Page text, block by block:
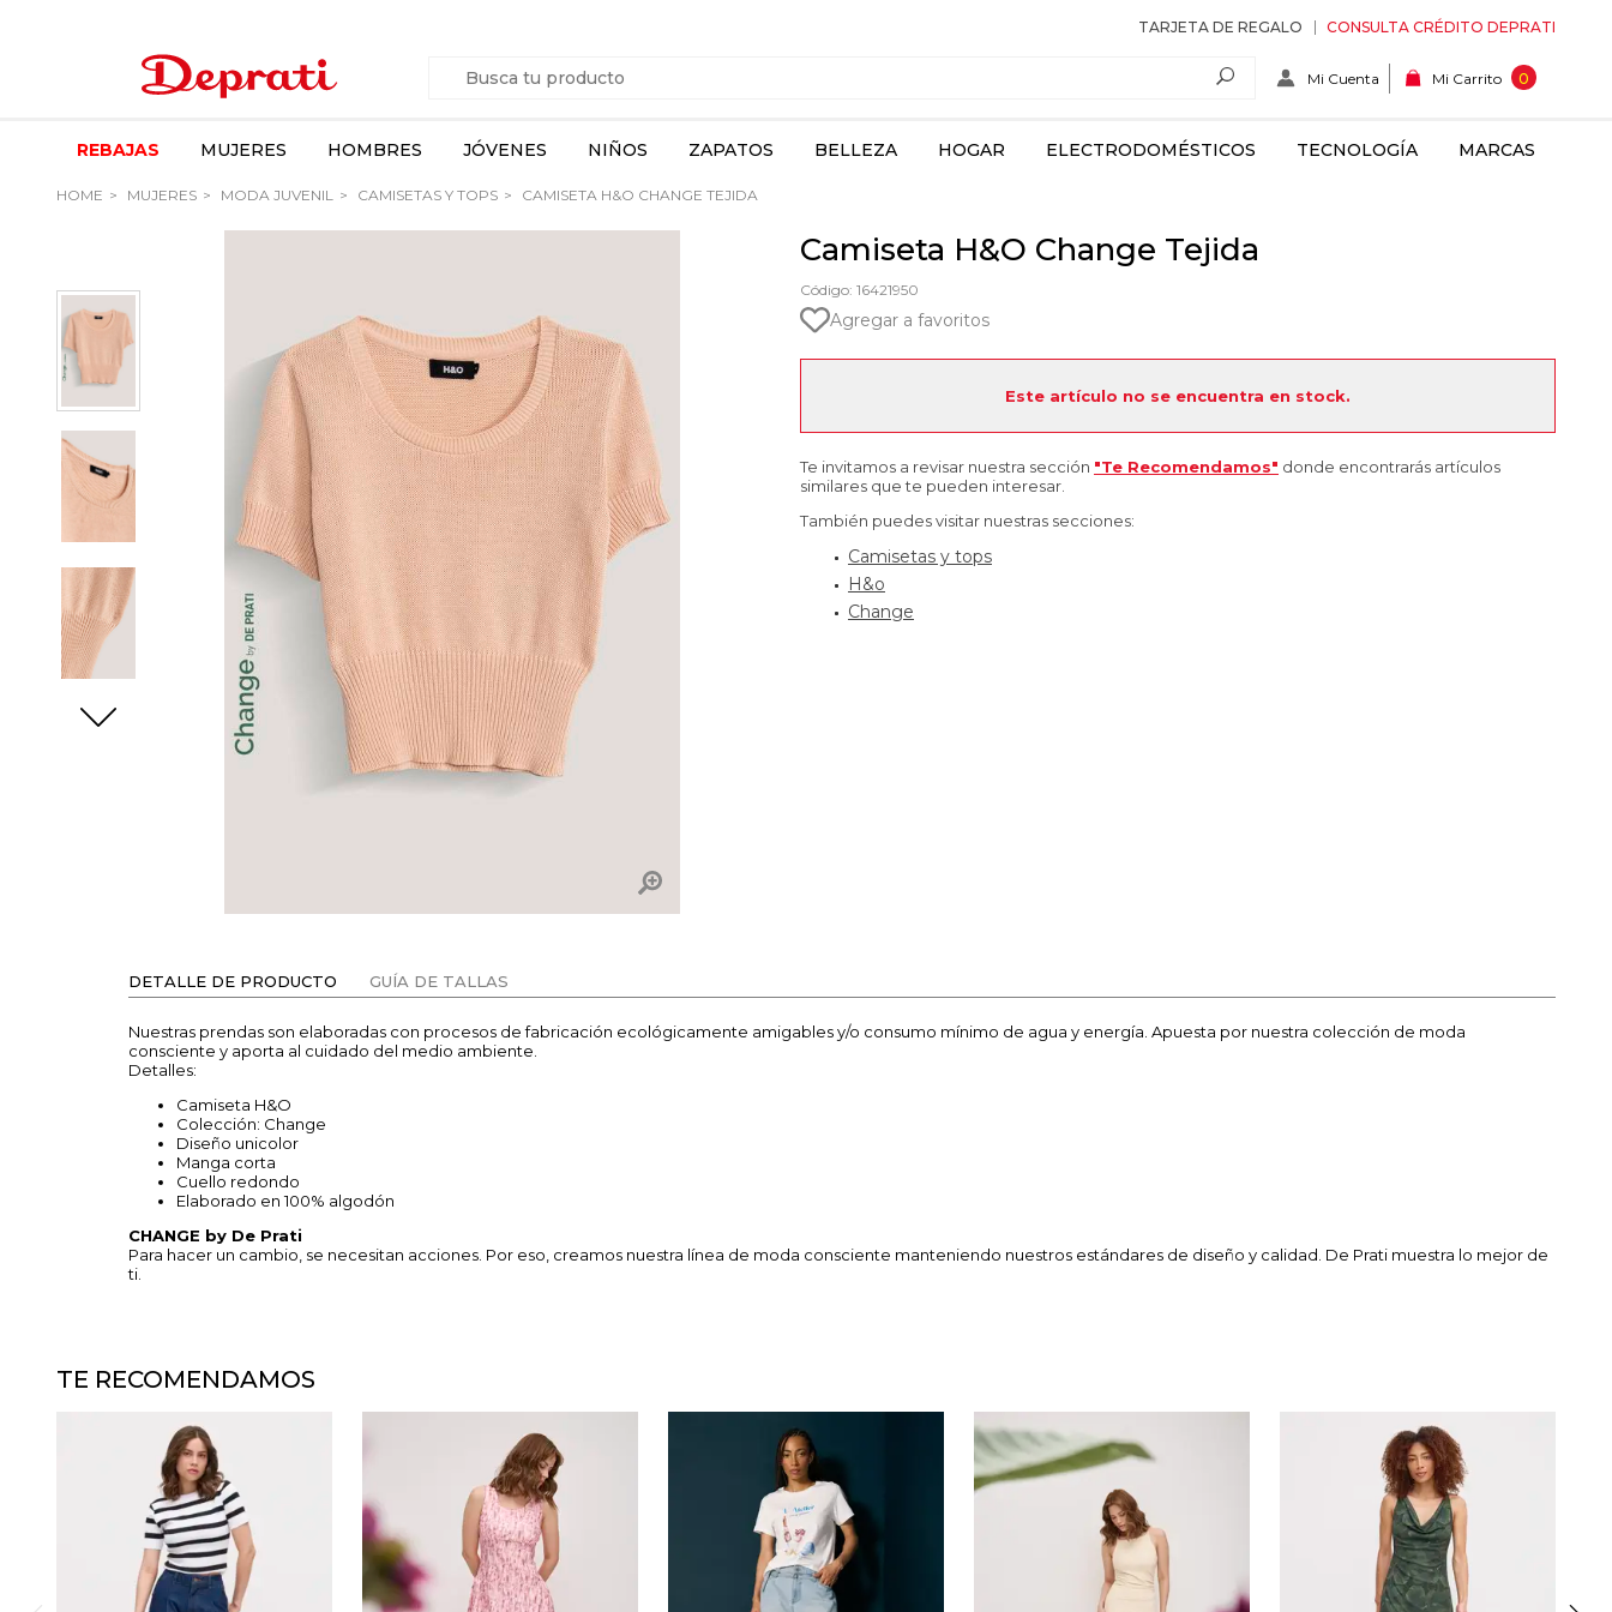
TARJETA DE REGALO CONSULTA CRÉDITO DEPRATI
Mi Cuenta Mi Carrito 0
REBAJAS MUJERES HOMBRES JÓVENES NIÑOS ZAPATOS BELLEZA HOGAR ELECTRODOMÉSTICOS TECNOLOGÍA MARCAS
HOME MUJERES MODA JUVENIL CAMISETAS Y TOPS CAMISETA H&O CHANGE TEJIDA
Camiseta H&O Change Tejida
Código: 16421950
Agregar a favoritos
Este artículo no se encuentra en stock.
Te invitamos a revisar nuestra sección "Te Recomendamos" donde encontrarás artículos
similares que te pueden interesar.
También puedes visitar nuestras secciones:
Camisetas y tops
H&o
Change
DETALLE DE PRODUCTO GUÍA DE TALLAS
Nuestras prendas son elaboradas con procesos de fabricación ecológicamente amigables y/o consumo mínimo de agua y energía. Apuesta por nuestra colección de moda
consciente y aporta al cuidado del medio ambiente.
Detalles:
Camiseta H&O
Colección: Change
Diseño unicolor
Manga corta
Cuello redondo
Elaborado en 100% algodón
CHANGE by De Prati
Para hacer un cambio, se necesitan acciones. Por eso, creamos nuestra línea de moda consciente manteniendo nuestros estándares de diseño y calidad. De Prati muestra lo mejor de
ti.
TE RECOMENDAMOS